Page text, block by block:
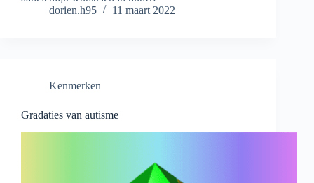
dorien.h95
11 maart 2022
Kenmerken
Gradaties van autisme